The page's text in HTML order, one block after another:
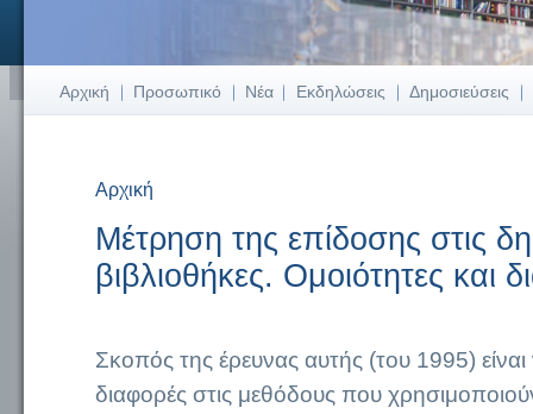
Αρχική Προσωπικό Νέα Εκδηλώσεις Δημοσιεύσεις
Είστε εδώ
Αρχική
Μέτρηση της επίδοσης στις
βιβλιοθήκες. Ομοιότητες και
Σκοπός της έρευνας αυτής (του 1995) είναι
διαφορές στις μεθόδους που